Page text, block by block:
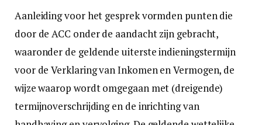
Aanleiding voor het gesprek vormden punten die
door de ACC onder de aandacht zijn gebracht,
waaronder de geldende uiterste indieningstermijn
voor de Verklaring van Inkomen en Vermogen, de
wijze waarop wordt omgegaan met (dreigende)
termijnoverschrijding en de inrichting van